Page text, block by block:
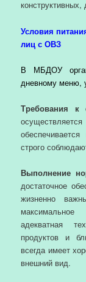
Условия
лиц с ОВЗ
В МБДОУ
дневному меню,
Требования к
строго
Выполнение
достаточное
жизненно
адекватная
продуктов и
всегда имеет
внешний вид.